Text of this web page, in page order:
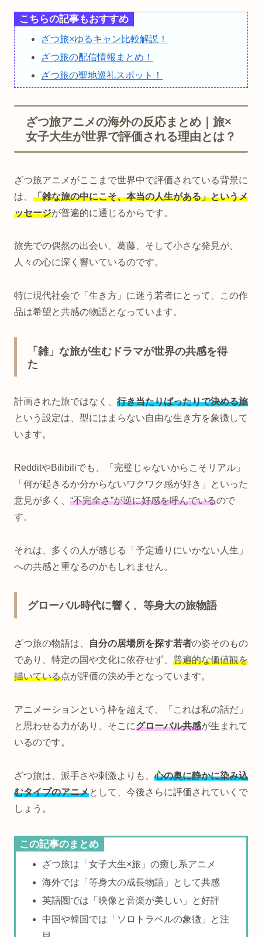
こちらの記事もおすすめ
ざつ旅×ゆるキャン比較解説！
ざつ旅の配信情報まとめ！
ざつ旅の聖地巡礼スポット！
ざつ旅アニメの海外の反応まとめ｜旅×
女子大生が世界で評価される理由とは？
ざつ旅アニメがここまで世界中で評価されている背景に
は、 「雑な旅の中にこそ、本当の人生がある」というメ
ッセージが普遍的に通じるからです。
旅先での偶然の出会い、葛藤、そして小さな発見が、
人々の心に深く響いているのです。
特に現代社会で「生き方」に迷う若者にとって、この作
品は希望と共感の物語となっています。
「雑」な旅が生むドラマが世界の共感を得
た
計画された旅ではなく、 行き当たりばったりで決める旅
という設定は、型にはまらない自由な生き方を象徴して
います。
RedditやBilibiliでも、「完璧じゃないからこそリアル」
「何が起きるか分からないワクワク感が好き」といった
意見が多く、 “不完全さ”が逆に好感を呼んでいるので
す。
それは、多くの人が感じる「予定通りにいかない人生」
への共感と重なるのかもしれません。
グローバル時代に響く、等身大の旅物語
ざつ旅の物語は、 自分の居場所を探す若者の姿そのもの
であり、特定の国や文化に依存せず、 普遍的な価値観を
描いている点が評価の決め手となっています。
アニメーションという枠を超えて、「これは私の話だ」
と思わせる力があり、そこにグローバル共感が生まれて
いるのです。
ざつ旅は、派手さや刺激よりも、心の奥に静かに染み込
むタイプのアニメとして、今後さらに評価されていくで
しょう。
この記事のまとめ
ざつ旅は「女子大生×旅」の癒し系アニメ
海外では「等身大の成長物語」として共感
英語圏では「映像と音楽が美しい」と好評
中国や韓国では「ソロトラベルの象徴」と注